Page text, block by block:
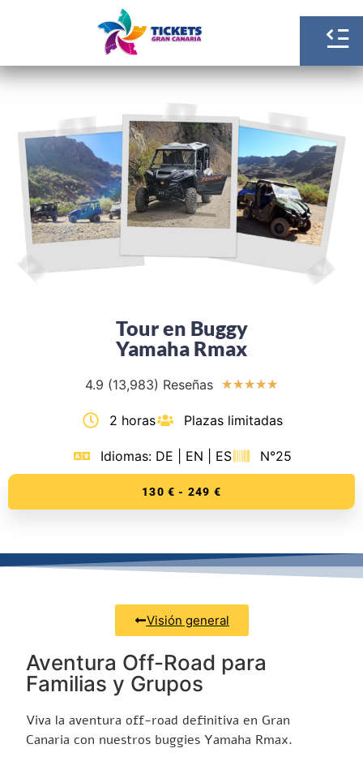
Tour en Buggy
Yamaha Rmax
4.9 (13,983) Reseñas ★★★★★
2 horas Plazas limitadas
Idiomas: DE | EN | ES N°25
130 € - 249 €
Visión general
Aventura Off-Road para
Familias y Grupos
Viva la aventura off-road definitiva en Gran
Canaria con nuestros buggies Yamaha Rmax.